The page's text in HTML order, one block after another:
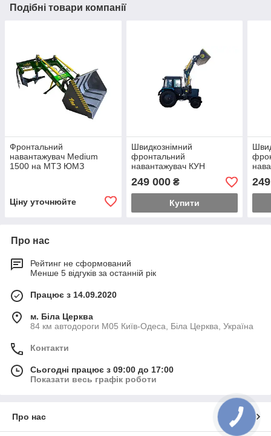
Подібні товари компанії
Фронтальний
навантажувач Medium
1500 на МТЗ ЮМЗ
Ціну уточнюйте
Швидкознімний
фронтальний
навантажувач КУН
GENERAL X на трактор
МТЗ-80
249 000₴
Купити
Про нас
Рейтинг не сформований
Менше 5 відгуків за останній рік
Працює з 14.09.2020
м. Біла Церква
84 км автодороги М05 Київ-Одеса, Біла Церква, Україна
Контакти
Сьогодні працює з 09:00 до 17:00
Показати весь графік роботи
Про нас